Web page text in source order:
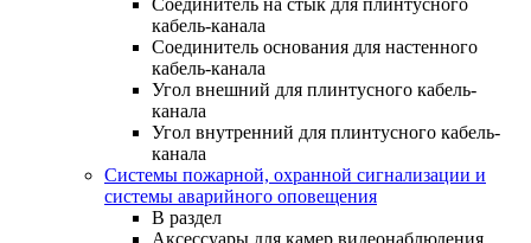
кабель-канала
Соединитель основания для настенного
кабель-канала
Угол внешний для плинтусного кабель-
канала
Угол внутренний для плинтусного кабель-
канала
Системы пожарной, охранной сигнализации и
системы аварийного оповещения
В раздел
Аксессуары для камер видеонаблюдения